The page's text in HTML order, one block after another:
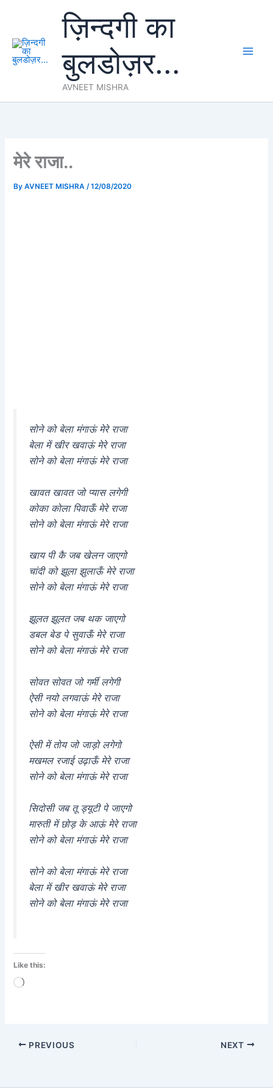
content
ज़िन्दगी का
बुलडोज़र...
AVNEET MISHRA
मेरे राजा..
ByAVNEET MISHRA/12/08/2020
सोने को बेला मंगाऊं मेरे राजा
बेला में खीर खवाऊं मेरे राजा
सोने को बेला मंगाऊं मेरे राजा
खावत खावत जो प्यास लगेगी
कोका कोला पिवाऊँ मेरे राजा
सोने को बेला मंगाऊं मेरे राजा
खाय पी कै जब खेलन जाएगो
चांदी को झूला झुलाऊँ मेरे राजा
सोने को बेला मंगाऊं मेरे राजा
झूलत झूलत जब थक जाएगो
डबल बेड पे सुवाऊँ मेरे राजा
सोने को बेला मंगाऊं मेरे राजा
सोवत सोवत जो गर्मी लगेगी
ऐसी नयो लगवाऊं मेरे राजा
सोने को बेला मंगाऊं मेरे राजा
ऐसी में तोय जो जाड़ो लगेगो
मखमल रजाई उढ़ाऊँ मेरे राजा
सोने को बेला मंगाऊं मेरे राजा
सिदोसी जब तू ड्यूटी पे जाएगो
मारुती में छोड़ के आऊं मेरे राजा
सोने को बेला मंगाऊं मेरे राजा
सोने को बेला मंगाऊं मेरे राजा
बेला में खीर खवाऊं मेरे राजा
सोने को बेला मंगाऊं मेरे राजा
Like this:
Loading…
PREVIOUS NEXT